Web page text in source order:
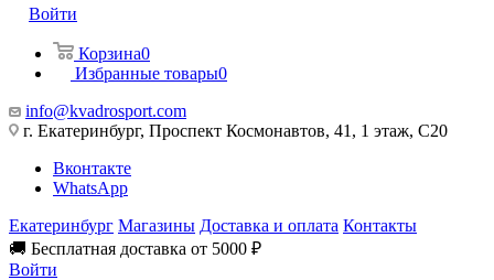
Войти
Корзина0
Избранные товары0
info@kvadrosport.com
г. Екатеринбург, Проспект Космонавтов, 41, 1 этаж, С20
Вконтакте
WhatsApp
Екатеринбург Магазины Доставка и оплата Контакты
🚚 Бесплатная доставка от 5000 ₽
Войти